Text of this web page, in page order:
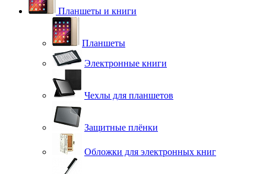
Планшеты и книги
Планшеты
Электронные книги
Чехлы для планшетов
Защитные плёнки
Обложки для электронных книг